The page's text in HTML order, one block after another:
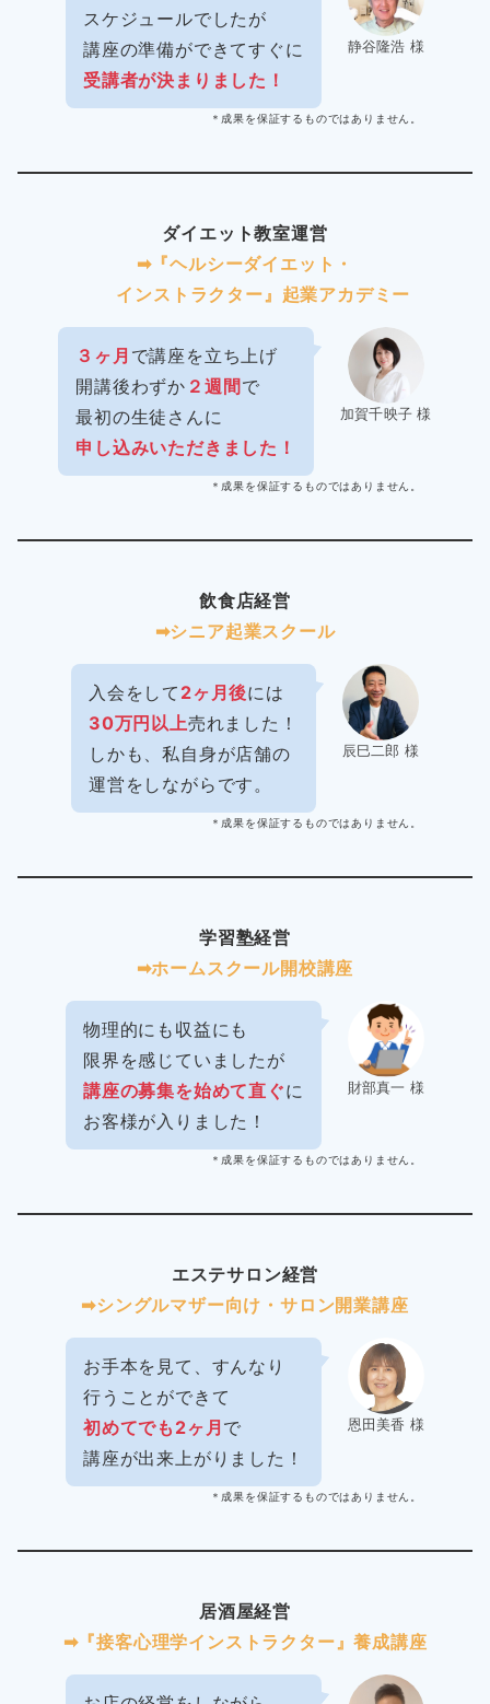
静谷隆浩 様
スケジュールでしたが
講座の準備ができてすぐに
受講者が決まりました！
＊成果を保証するものではありません。
ダイエット教室運営
➡︎『ヘルシーダイエット・
インストラクター』起業アカデミー
加賀千映子 様
３ヶ月 で講座を立ち上げ
開講後わずか ２週間で
最初の生徒さんに
申し込みいただきました！
＊成果を保証するものではありません。
飲食店経営
➡︎シニア起業スクール
辰巳二郎 様
入会をして 2ヶ月後には
30万円以上売れました！
しかも、私自身が店舗の
運営をしながらです。
＊成果を保証するものではありません。
学習塾経営
➡︎ホームスクール開校講座
財部真一 様
物理的にも収益にも
限界を感じていましたが
講座の募集を始めて直ぐに
お客様が入りました！
＊成果を保証するものではありません。
エステサロン経営
➡︎シングルマザー向け・サロン開業講座
恩田美香 様
お手本を見て、すんなり
行うことができて
初めてでも2ヶ月 で
講座が出来上がりました！
＊成果を保証するものではありません。
居酒屋経営
➡︎『接客心理学インストラクター』養成講座